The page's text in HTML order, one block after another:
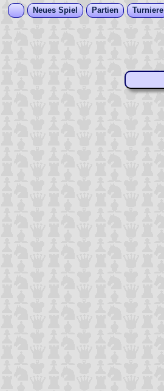
Neues Spiel Partien Turniere